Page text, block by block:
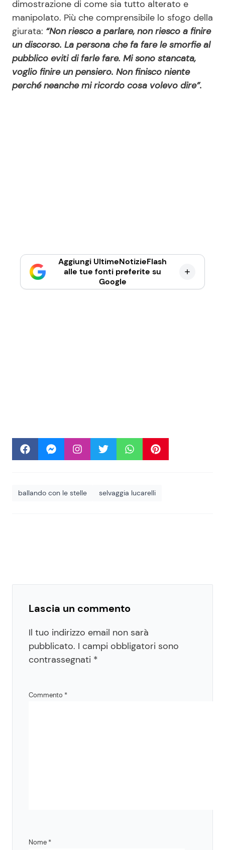
dimostrazione di come sia tutto alterato e
manipolato. Più che comprensibile lo sfogo della
giurata: “Non riesco a parlare, non riesco a finire
un discorso. La persona che fa fare le smorfie al
pubblico eviti di farle fare. Mi sono stancata,
voglio finire un pensiero. Non finisco niente
perché neanche mi ricordo cosa volevo dire”.
Aggiungi UltimeNotizieFlash
alle tue fonti preferite su
Google
ballando con le stelle selvaggia lucarelli
Lascia un commento
Il tuo indirizzo email non sarà
pubblicato. I campi obbligatori sono
contrassegnati *
Commento *
Nome *